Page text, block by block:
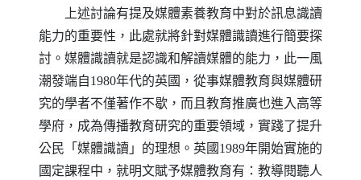
上述討論有提及媒體素養教育中對於訊息識讀
能力的重要性，此處就將針對媒體識讀進行簡要探
討。媒體識讀就是認識和解讀媒體的能力，此一風
潮發端自1980年代的英國，從事媒體教育與媒體研
究的學者不僅著作不歇，而且教育推廣也進入高等
學府，成為傳播教育研究的重要領域，實踐了提升
公民「媒體識讀」的理想。英國1989年開始實施的
國定課程中，就明文賦予媒體教育有：教導閱聽人